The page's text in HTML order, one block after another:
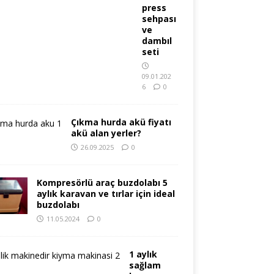
press
sehpası
ve
dambıl
seti
09.01.202
6
0
Çıkma hurda akü fiyatı
akü alan yerler?
26.09.2025 0
Kompresörlü araç buzdolabı 5
aylık karavan ve tırlar için ideal
buzdolabı
11.05.2024 0
1 aylık
sağlam